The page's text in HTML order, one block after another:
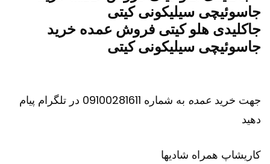
جاکلیدی هلو کیتی فروش عمده خرید
جاسوئیچی سیلیکونی کیتی
جهت خرید عمده
به شماره 09100281611 در تلگرام پیام
دهید
کاریشاپ همراه شادیها